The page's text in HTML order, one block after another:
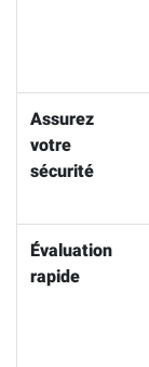
Assurez
votre
sécurité
Évaluation
rapide